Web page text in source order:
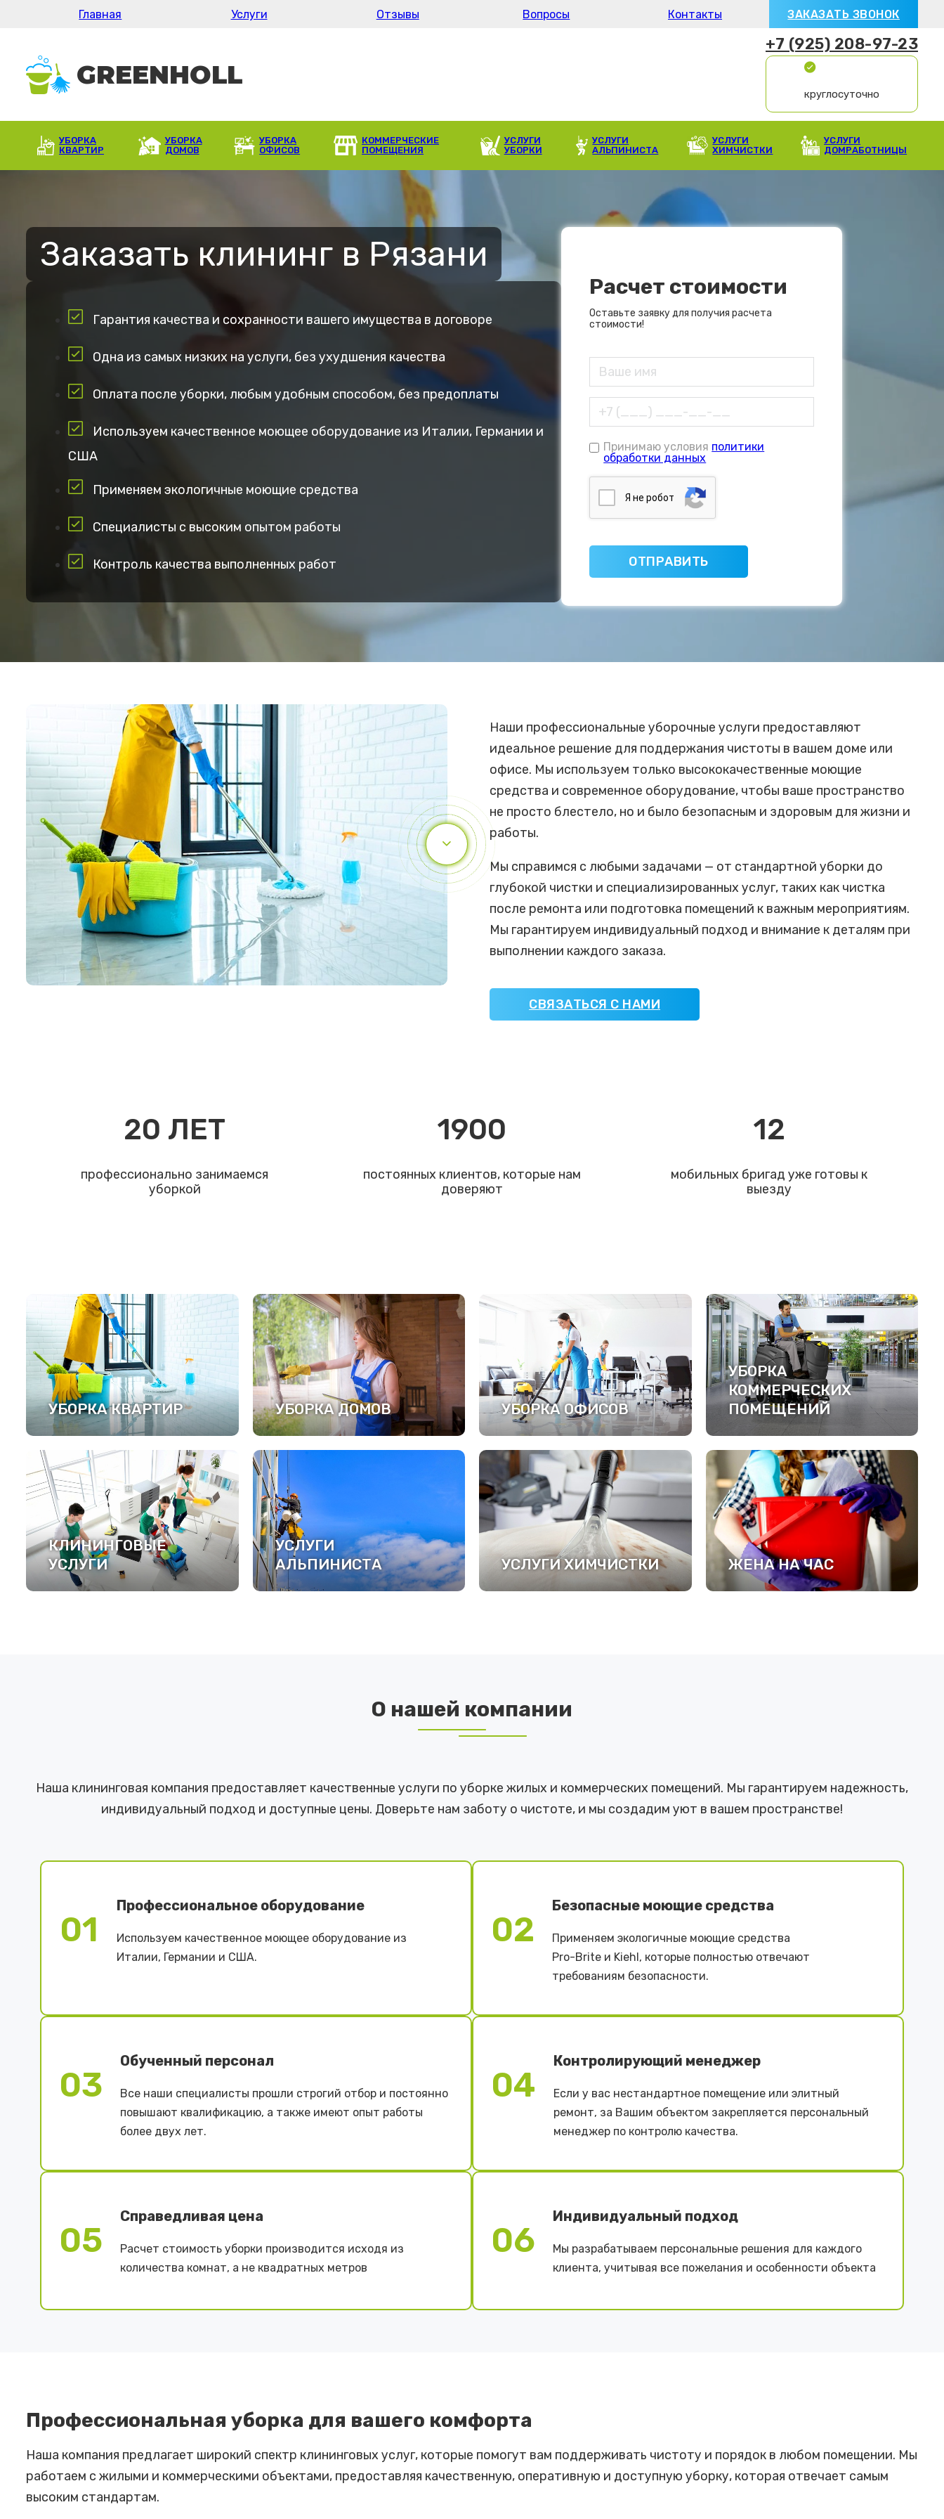
Главная Услуги Отзывы Вопросы Контакты ЗАКАЗАТЬ ЗВОНОК
+7 (925) 208-97-23
круглосуточно
УБОРКА
КВАРТИР
УБОРКА
ДОМОВ
УБОРКА
ОФИСОВ
КОММЕРЧЕСКИЕ
ПОМЕЩЕНИЯ
УСЛУГИ
УБОРКИ
УСЛУГИ
АЛЬПИНИСТА
УСЛУГИ
ХИМЧИСТКИ
УСЛУГИ
ДОМРАБОТНИЦЫ
Заказать клининг в Рязани
Гарантия качества и сохранности вашего имущества в договоре
Одна из самых низких на услуги, без ухудшения качества
Оплата после уборки, любым удобным способом, без предоплаты
Используем качественное моющее оборудование из Италии, Германии и
США
Применяем экологичные моющие средства
Специалисты с высоким опытом работы
Контроль качества выполненных работ
Расчет стоимости
Оставьте заявку для получия расчета
стоимости!
Принимаю условия политики
обработки данных
Я нe poбoт
Наши профессиональные уборочные услуги предоставляют
идеальное решение для поддержания чистоты в вашем доме или
офисе. Мы используем только высококачественные моющие
средства и современное оборудование, чтобы ваше пространство
не просто блестело, но и было безопасным и здоровым для жизни и
работы.
Мы справимся с любыми задачами — от стандартной уборки до
глубокой чистки и специализированных услуг, таких как чистка
после ремонта или подготовка помещений к важным мероприятиям.
Мы гарантируем индивидуальный подход и внимание к деталям при
выполнении каждого заказа.
СВЯЗАТЬСЯ С НАМИ
20 ЛЕТ
профессионально занимаемся
уборкой
1900
постоянных клиентов, которые нам
доверяют
12
мобильных бригад уже готовы к
выезду
УБОРКА КВАРТИР
ПОДРОБНЕЕ
УБОРКА ДОМОВ УБОРКА ОФИСОВ
ПОДРОБНЕЕ
УБОРКА
КОММЕРЧЕСКИХ
ПОМЕЩЕНИЙ
ПОДРОБНЕЕ
КЛИНИНГОВЫЕ
УСЛУГИ
УСЛУГИ
АЛЬПИНИСТА
УСЛУГИ ХИМЧИСТКИ ЖЕНА НА ЧАС
О нашей компании
Наша клининговая компания предоставляет качественные услуги по уборке жилых и коммерческих помещений. Мы гарантируем надежность,
индивидуальный подход и доступные цены. Доверьте нам заботу о чистоте, и мы создадим уют в вашем пространстве!
01
Профессиональное оборудование
Используем качественное моющее оборудование из
Италии, Германии и США.
02
Безопасные моющие средства
Применяем экологичные моющие средства
Pro-Brite и Kiehl, которые полностью отвечают
требованиям безопасности.
03
Обученный персонал
Все наши специалисты прошли строгий отбор и постоянно
повышают квалификацию, а также имеют опыт работы
более двух лет.
04
Контролирующий менеджер
Если у вас нестандартное помещение или элитный
ремонт, за Вашим объектом закрепляется персональный
менеджер по контролю качества.
05
Справедливая цена
Расчет стоимость уборки производится исходя из
количества комнат, а не квадратных метров
06
Индивидуальный подход
Мы разрабатываем персональные решения для каждого
клиента, учитывая все пожелания и особенности объекта
Профессиональная уборка для вашего комфорта
Наша компания предлагает широкий спектр клининговых услуг, которые помогут вам поддерживать чистоту и порядок в любом помещении. Мы
работаем с жилыми и коммерческими объектами, предоставляя качественную, оперативную и доступную уборку, которая отвечает самым
высоким стандартам.